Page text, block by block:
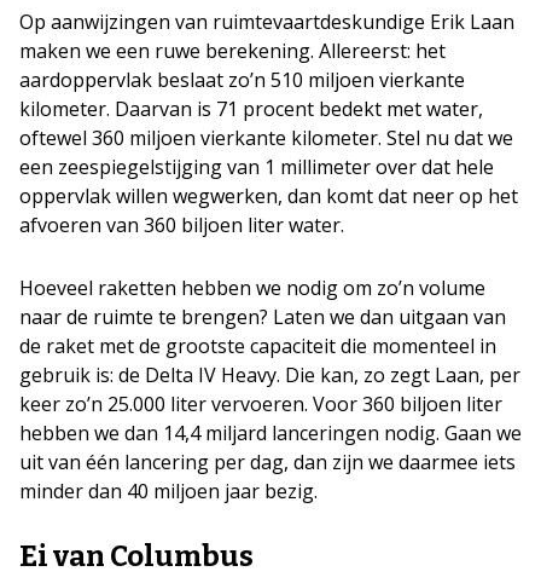
Op aanwijzingen van ruimtevaartdeskundige Erik Laan
maken we een ruwe berekening. Allereerst: het
aardoppervlak beslaat zo’n 510 miljoen vierkante
kilometer. Daarvan is 71 procent bedekt met water,
oftewel 360 miljoen vierkante kilometer. Stel nu dat we
een zeespiegelstijging van 1 millimeter over dat hele
oppervlak willen wegwerken, dan komt dat neer op het
afvoeren van 360 biljoen liter water.
Hoeveel raketten hebben we nodig om zo’n volume
naar de ruimte te brengen? Laten we dan uitgaan van
de raket met de grootste capaciteit die momenteel in
gebruik is: de Delta IV Heavy. Die kan, zo zegt Laan, per
keer zo’n 25.000 liter vervoeren. Voor 360 biljoen liter
hebben we dan 14,4 miljard lanceringen nodig. Gaan we
uit van één lancering per dag, dan zijn we daarmee iets
minder dan 40 miljoen jaar bezig.
Ei van Columbus